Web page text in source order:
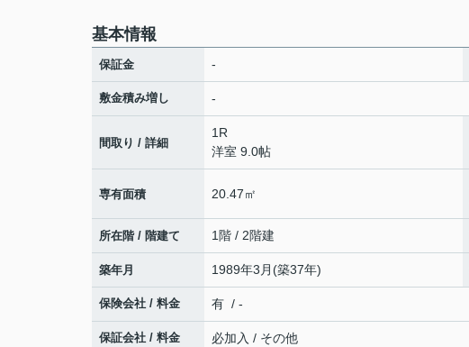
基本情報
保証金 -
敷金積み増し -
間取り / 詳細
1R
洋室 9.0帖
専有面積 20.47㎡
所在階 / 階建て 1階 / 2階建
築年月 1989年3月(築37年)
保険会社 / 料金 有 / -
保証会社 / 料金
必加入 / その他